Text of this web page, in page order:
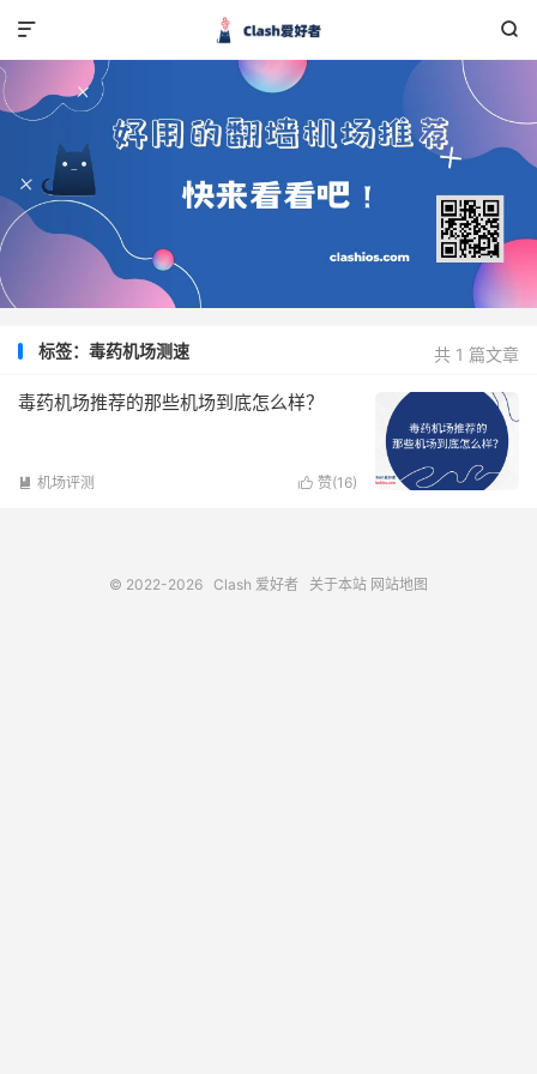


共 1 篇文章
标签：毒药机场测速
毒药机场推荐的那些机场到底怎么样？
 赞(16)
 机场评测
© 2022-2026 Clash 爱好者 关于本站 网站地图